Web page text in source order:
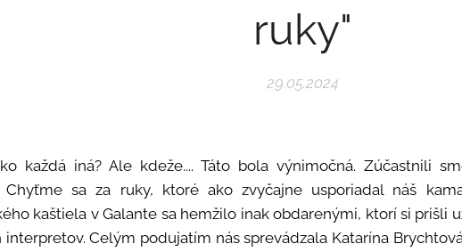
ruky"
29.05.2024
každá iná? Ale kdeže.... Táto bola výnimočná. Zúčastnili
Chyťme sa za ruky, ktoré ako zvyčajne usporiadal náš
kaštiela v Galante sa hemžilo inak obdarenými, ktorí si prišli
Celým podujatím nás sprevádzala Katarína